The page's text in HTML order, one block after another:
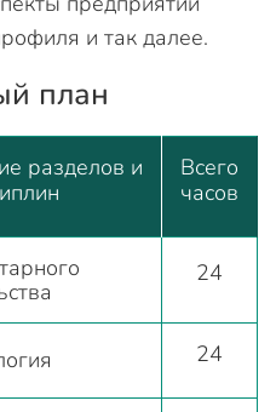
и так далее.
план
разделов и
Всего
часов
24
24